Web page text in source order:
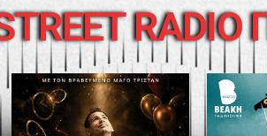
RADIO